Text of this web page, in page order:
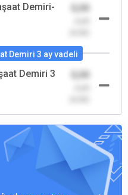
Demiri-
Demiri 3 ay vadeli
Demiri 3